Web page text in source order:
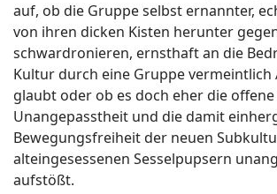
auf, ob die Gruppe selbst ernannter,
von ihren dicken Kisten herunter
schwardronieren, ernsthaft an die
Kultur durch eine Gruppe vermeintlich
glaubt oder ob es doch eher die offene
Unangepasstheit und die damit
Bewegungsfreiheit der neuen
alteingesessenen Sesselpupsern
aufstößt.